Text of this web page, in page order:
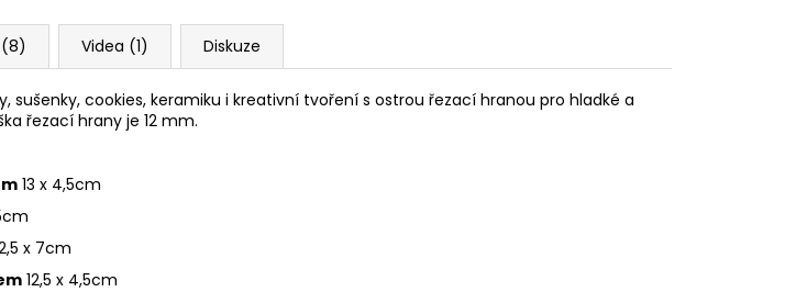
Videa (1) Diskuze
sušenky, cookies, keramiku i kreativní tvoření s ostrou řezací hranou pro hladké a
řezací hrany je 12 mm.
13 x 4,5cm
x 7cm
12,5 x 4,5cm